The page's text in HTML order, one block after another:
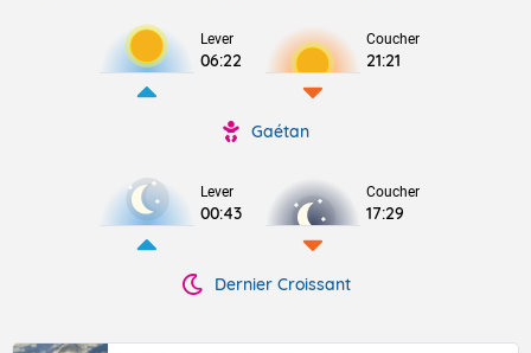
Lever
06:22
Coucher
21:21
Gaétan
Lever
00:43
Coucher
17:29
Dernier Croissant